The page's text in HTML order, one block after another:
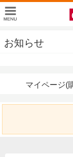
お知らせ
マイページ(